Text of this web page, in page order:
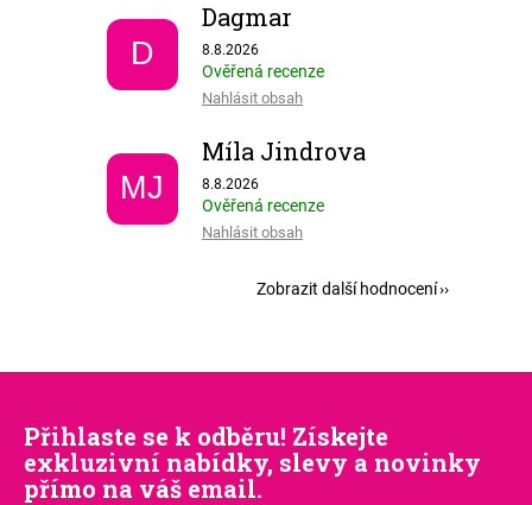
D
Dagmar
Hodnocení obchodu je 5 z 5 hvězdiček.
8.8.2026
Ověřená recenze
Nahlásit obsah
MJ
Míla Jindrova
Hodnocení obchodu je 5 z 5 hvězdiček.
8.8.2026
Ověřená recenze
Nahlásit obsah
Zobrazit další hodnocení
Přihlaste se k odběru! Získejte
exkluzivní nabídky, slevy a novinky
přímo na váš email.